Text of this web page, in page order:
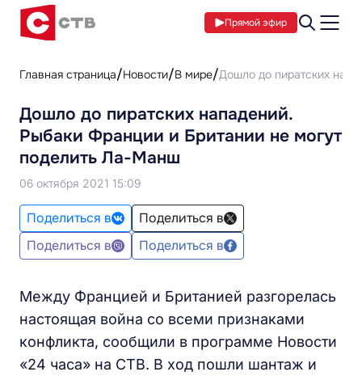
Прямой эфир
Главная страница Новости В мире Дошло до пиратских
Дошло до пиратских нападений.
Рыбаки Франции и Британии не могут
поделить Ла-Манш
06 октября 2021 15:09
Поделиться в
Поделиться в
Поделиться в
Поделиться в
Между Францией и Британией разгорелась
настоящая война со всеми признаками
конфликта, сообщили в программе Новости
«24 часа» на СТВ. В ход пошли шантаж и